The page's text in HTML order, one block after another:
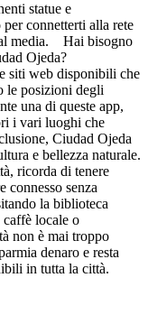
statue e
connetterti alla rete
media. Hai bisogno
Ojeda?
siti web disponibili che
le posizioni degli
una di queste app,
i vari luoghi che
Ciudad Ojeda
e bellezza naturale.
ricorda di tenere
senza
la biblioteca
caffè locale o
non è mai troppo
denaro e resta
in tutta la città.